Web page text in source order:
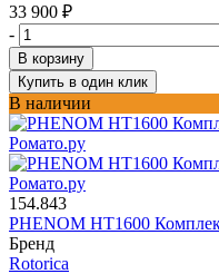
33 900 ₽
-
В корзину
Купить в один клик
В наличии
154.843
PHENOM HT1600
Бренд
Rotorica